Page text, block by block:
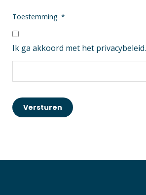
Toestemming *
Ik ga akkoord met het privacybeleid.
Versturen